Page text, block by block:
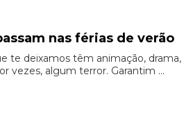
nas férias de verão
te deixamos têm animação, drama,
vezes, algum terror. Garantim ...